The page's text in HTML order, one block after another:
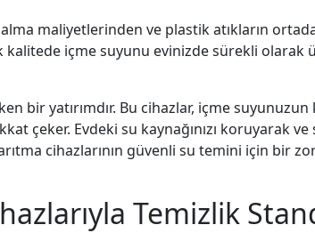
alma maliyetlerinden ve plastik atıkların
kalitede içme suyunu evinizde sürekli olarak
bir yatırımdır. Bu cihazlar, içme
çeker. Evdeki su kaynağınızı koruyarak ve
cihazlarının güvenli su temini için bir
Temizlik